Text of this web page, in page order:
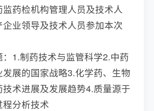
药检机构管理人员及技术人
企业领导及技术人员参加本次
：1.制药技术与监管科学2.中药
展的国家战略3.化学药、生物
术进展及发展趋势4.质量源于
分析技术